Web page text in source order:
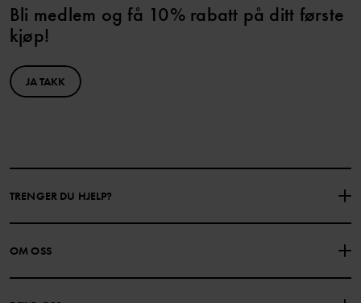
Bli medlem og få 10% rabatt på ditt første
kjøp!
JA TAKK
TRENGER DU HJELP?
GAVEKORTSALDO KJØPSVILKÅR
OM OSS